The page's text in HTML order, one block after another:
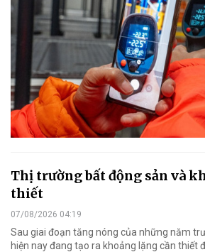
Thị trường bất động sản và
thiết
07/08/2026 04:19
Sau giai đoạn tăng nóng của những năm
hiện nay đang tạo ra khoảng lặng cần thiết